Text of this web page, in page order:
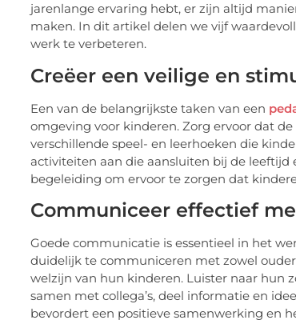
jarenlange ervaring hebt, er zijn altijd
maken. In dit artikel delen we vijf
werk te verbeteren.
Creëer een veilige en
Een van de belangrijkste taken van een
omgeving voor kinderen. Zorg ervoor dat
verschillende speel- en leerhoeken die
activiteiten aan die aansluiten bij de leeftijd
begeleiding om ervoor te zorgen dat
Communiceer effectief
Goede communicatie is essentieel in het
duidelijk te communiceren met zowel
welzijn van hun kinderen. Luister naar hun
samen met collega’s, deel informatie en
bevordert een positieve samenwerking en